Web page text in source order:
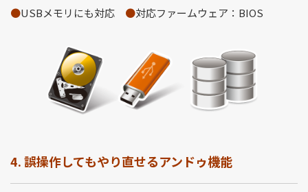
●USBメモリにも対応 ●対応ファームウェア：BIOS
4. 誤操作してもやり直せるアンドゥ機能